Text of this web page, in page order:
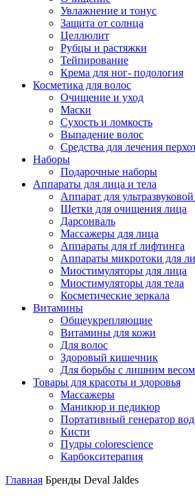
Увлажнение и тонус
Защита от солнца
Целлюлит
Рубцы и растяжки
Тейпирование
Крема для ног- подология
Косметика для волос
Очищение и уход
Маски
Сухость и ломкость
Выпадение волос
Средства для лечения
Наборы
Подарочные наборы
Аппараты для лица и тела
Аппарат для
Щетки для очищения лица
Дарсонваль
Массажеры для лица
Аппараты для rf лифтинга
Аппараты микротоки для
Миостимуляторы для лица
Миостимуляторы для тела
Косметические зеркала
Витамины
Общеукрепляющие
Витамины для кожи
Для волос
Здоровый кишечник
Для борьбы с лишним весом
Товары для красоты и здоровья
Массажеры
Маникюр и педикюр
Портативный генератор
Кисти
Пудры colorescience
Карбокситерапия
Главная Бренды Deval Jaldes